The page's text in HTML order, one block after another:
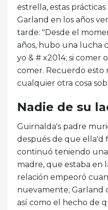
estrella, estas
Garland en los años
tarde: "Desde el
años, hubo una lucha
yo & # x2014; si comer
comer. Recuerdo esto
cualquier otra cosa
Nadie de su
Guirnalda's padre
después de que ella'd
continuó teniendo
madre, que estaba en
relación empeoró
nuevamente; Garland
así como el hecho de